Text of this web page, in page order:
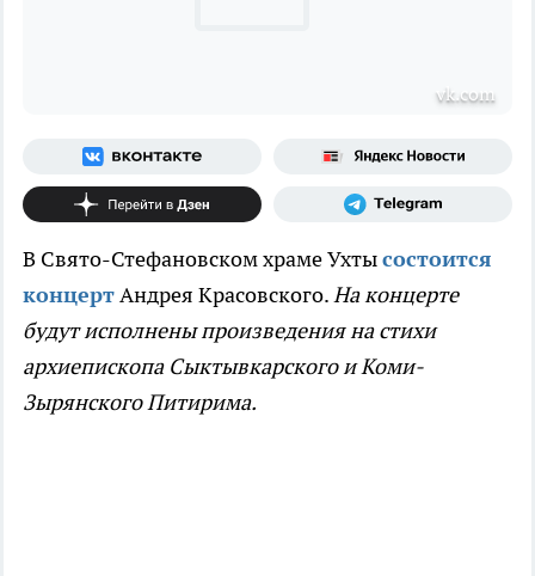
vk.com
В Свято-Стефановском храме Ухтысостоится
концертАндрея Красовского.На концерте
будут исполнены произведения на стихи
архиепископа Сыктывкарского и Коми-
Зырянского Питирима.